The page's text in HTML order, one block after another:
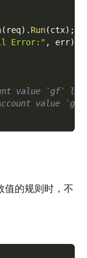
( req) . Run(ctx) ;
Error:" , err)
value `gf`
value `gf`
值的规则时，不